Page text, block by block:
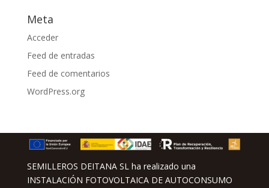
Meta
Acceder
Feed de entradas
Feed de comentarios
WordPress.org
SEMILLEROS DEITANA SL ha realizado una
INSTALACIÓN FOTOVOLTAICA DE AUTOCONSUMO